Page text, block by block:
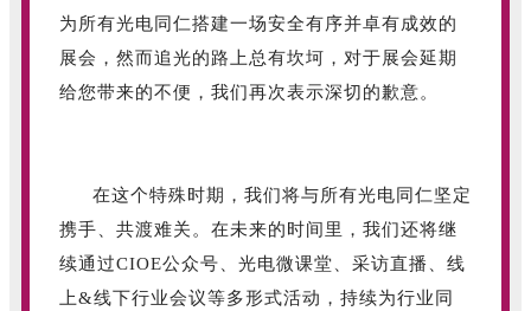
为所有光电同仁搭建一场安全有序并卓有成效的
展会，然而追光的路上总有坎坷，对于展会延期
给您带来的不便，我们再次表示深切的歉意。
在这个特殊时期，我们将与所有光电同仁坚定
携手、共渡难关。在未来的时间里，我们还将继
续通过CIOE公众号、光电微课堂、采访直播、线
上&线下行业会议等多形式活动，持续为行业同